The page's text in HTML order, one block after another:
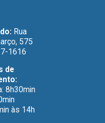
Rua
575
1616
de
8h30min
às 14h